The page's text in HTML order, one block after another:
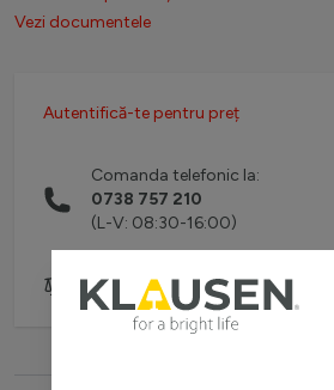
Vezi documentele
Autentifică-te pentru preț
Comanda telefonic la:
0738 757 210
(L-V: 08:30-16:00)
Adaugă pentru comparare